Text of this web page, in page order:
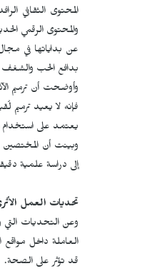
المحتوى الثقافي
والمحتوى الرقمي
عن بداياتها في مجال
بدافع الحب والشغف
وأوضحت أن ترميم
فإنه لا يعيد ترميم
يعتمد على
وبينت أن المختصين
إلى دراسة علمية
تحديات العمل
وعن التحديات التي
العاملة داخل مواقع
قد تؤثر على الصحة.